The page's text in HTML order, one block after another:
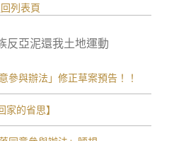
列表頁
反亞泥還我土地運動
參與辦法」修正草案預告！！
的省思】